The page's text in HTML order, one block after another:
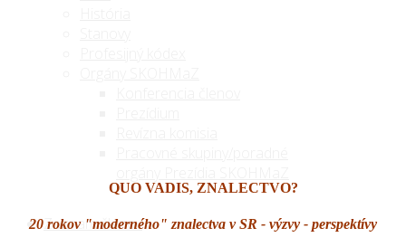
Zoznam členov
QUO VADIS, ZNALECTVO?
20 rokov "moderného" znalectva v SR - výzvy - perspektívy